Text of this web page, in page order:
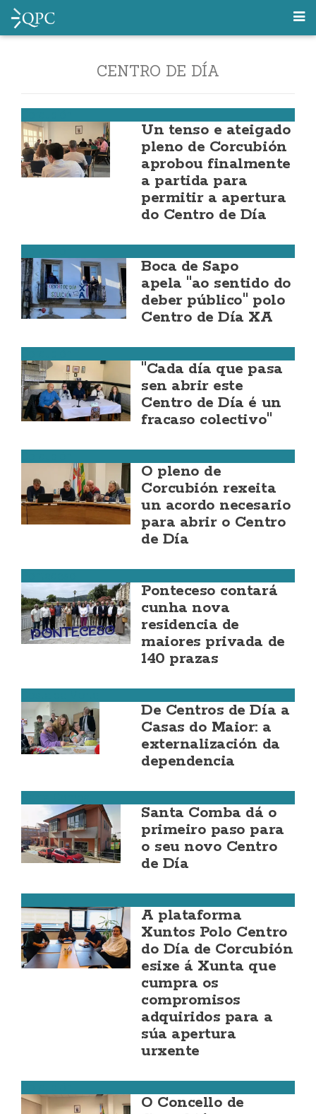
CENTRO DE DÍA
Un tenso e ateigado
pleno de Corcubión
aprobou finalmente
a partida para
permitir a apertura
do Centro de Día
Boca de Sapo
apela "ao sentido do
deber público" polo
Centro de Día XA
"Cada día que pasa
sen abrir este
Centro de Día é un
fracaso colectivo"
O pleno de
Corcubión rexeita
un acordo necesario
para abrir o Centro
de Día
Ponteceso contará
cunha nova
residencia de
maiores privada de
140 prazas
De Centros de Día a
Casas do Maior: a
externalización da
dependencia
Santa Comba dá o
primeiro paso para
o seu novo Centro
de Día
A plataforma
Xuntos Polo Centro
do Día de Corcubión
esixe á Xunta que
cumpra os
compromisos
adquiridos para a
súa apertura
urxente
O Concello de